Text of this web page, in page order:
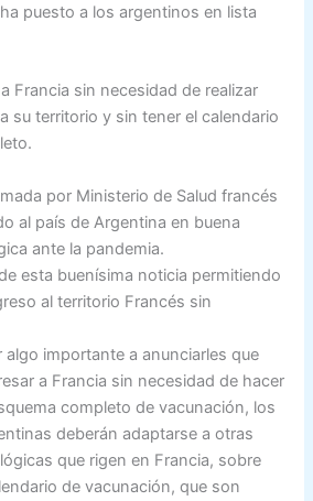
puesto a los argentinos en lista
Francia sin necesidad de realizar
su territorio y sin tener el calendario
por Ministerio de Salud francés
al país de Argentina en buena
ante la pandemia.
esta buenísima noticia permitiendo
al territorio Francés sin
algo importante a anunciarles que
a Francia sin necesidad de hacer
completo de vacunación, los
deberán adaptarse a otras
que rigen en Francia, sobre
de vacunación, que son